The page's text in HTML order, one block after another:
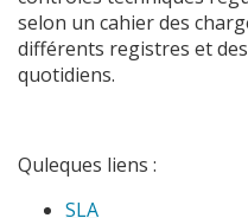
selon un cahier des
différents registres et
quotidiens.
Quleques liens :
SLA